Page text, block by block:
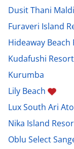
Dusit Thani
Furaveri Island
Hideaway Beach
Kudafushi
Kurumba
Lily Beach
Lux South Ari
Nika Island
Oblu Select